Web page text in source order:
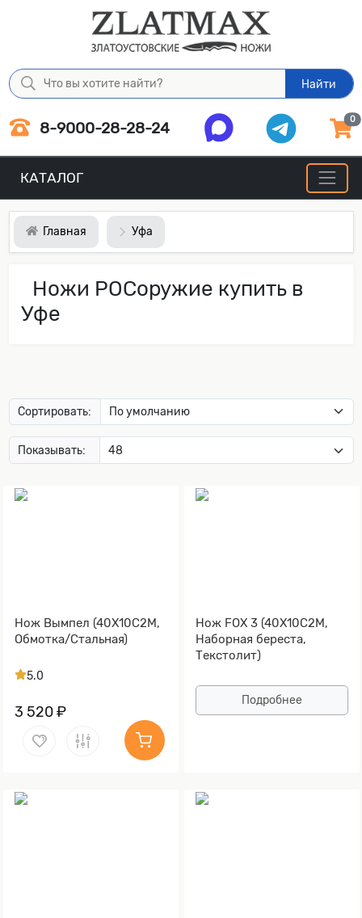
Найти
8-9000-28-28-24 0
КАТАЛОГ
Главная Уфа
Ножи РОСоружие купить в
Уфе
Сортировать:
Показывать:
Нож Вымпел (40Х10С2М,
Обмотка/Стальная)
5.0
3 520 ₽
Нож FOX 3 (40Х10С2М,
Наборная береста,
Текстолит)
Подробнее